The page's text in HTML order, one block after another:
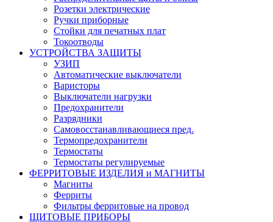
Розетки электрические
Ручки приборные
Стойки для печатных плат
Токоотводы
УСТРОЙСТВА ЗАЩИТЫ
УЗИП
Автоматические выключатели
Варисторы
Выключатели нагрузки
Предохранители
Разрядники
Самовосстанавливающиеся пред.
Термопредохранители
Термостаты
Термостаты регулируемые
ФЕРРИТОВЫЕ ИЗДЕЛИЯ и МАГНИТЫ
Магниты
Ферриты
Фильтры ферритовые на провод
ЩИТОВЫЕ ПРИБОРЫ